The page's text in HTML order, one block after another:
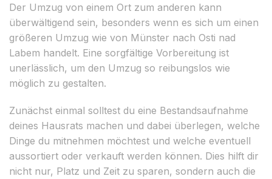
Der Umzug von einem Ort zum anderen kann
überwältigend sein, besonders wenn es sich um einen
größeren Umzug wie von Münster nach Osti nad
Labem handelt. Eine sorgfältige Vorbereitung ist
unerlässlich, um den Umzug so reibungslos wie
möglich zu gestalten.
Zunächst einmal solltest du eine Bestandsaufnahme
deines Hausrats machen und dabei überlegen, welche
Dinge du mitnehmen möchtest und welche eventuell
aussortiert oder verkauft werden können. Dies hilft dir
nicht nur, Platz und Zeit zu sparen, sondern auch die